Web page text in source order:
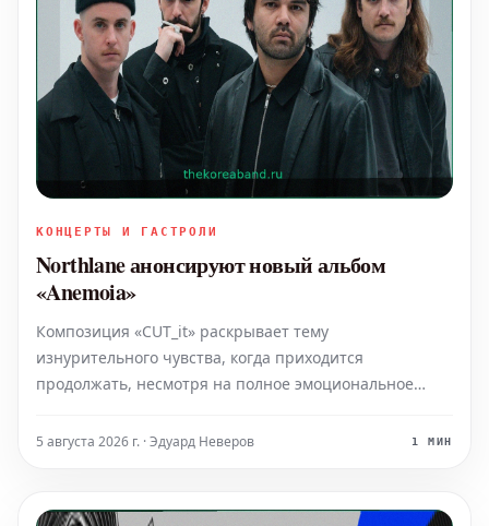
КОНЦЕРТЫ И ГАСТРОЛИ
Northlane анонсируют новый альбом
«Anemoia»
Композиция «CUT_it» раскрывает тему
изнурительного чувства, когда приходится
продолжать, несмотря на полное эмоциональное
5 августа 2026 г. · Эдуард Неверов 1 МИН